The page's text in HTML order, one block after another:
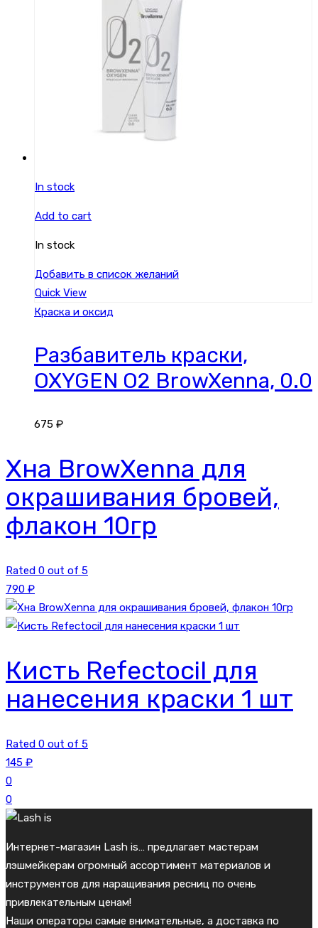
In stock
Add to cart
In stock
Добавить в список желаний
Quick View
Краска и оксид
Разбавитель краски,
OXYGEN O2 BrowXenna, 0.0
675 ₽
Хна BrowXenna для
окрашивания бровей,
флакон 10гр
Rated 0 out of 5
790 ₽
Кисть Refectocil для
нанесения краски 1 шт
Rated 0 out of 5
145 ₽
0
0
Интернет-магазин Lash is… предлагает мастерам
лэшмейкерам огромный ассортимент материалов и
инструментов для наращивания ресниц по очень
привлекательным ценам!
Наши операторы самые внимательные, а доставка по